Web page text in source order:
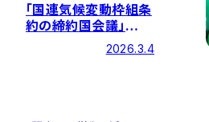
「国連気候変動枠組条
約の締約国会議」
（COP30）に本学学生
が参加しました
2026.3.4